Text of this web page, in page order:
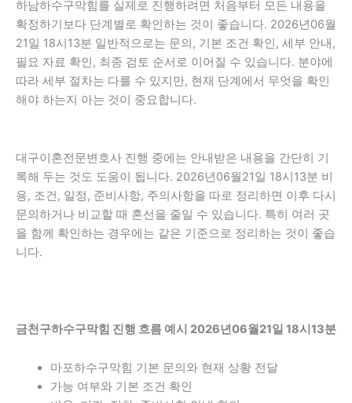
하남하수구막힘를 실제로 진행하려면 처음부터 모든 내용을
확정하기보다 단계별로 확인하는 것이 좋습니다. 2026년06월
21일 18시13분 일반적으로는 문의, 기본 조건 확인, 세부 안내,
필요 자료 확인, 최종 검토 순서로 이어질 수 있습니다. 분야에
따라 세부 절차는 다를 수 있지만, 현재 단계에서 무엇을 확인
해야 하는지 아는 것이 중요합니다.
대구이혼전문변호사 진행 중에는 안내받은 내용을 간단히 기
록해 두는 것도 도움이 됩니다. 2026년06월21일 18시13분 비
용, 조건, 일정, 준비사항, 주의사항을 따로 정리하면 이후 다시
문의하거나 비교할 때 혼선을 줄일 수 있습니다. 특히 여러 곳
을 함께 확인하는 경우에는 같은 기준으로 정리하는 것이 좋습
니다.
금천구하수구막힘 진행 흐름 예시 2026년06월21일 18시13분
마포하수구막힘 기본 문의와 현재 상황 전달
가능 여부와 기본 조건 확인